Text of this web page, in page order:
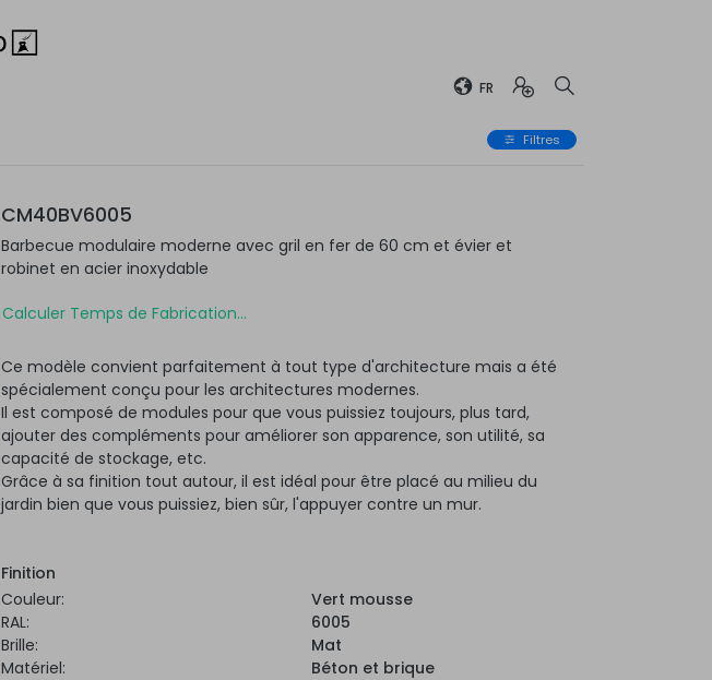
FR
Filtres
CM40BV6005
Barbecue modulaire moderne avec gril en fer de 60 cm et évier et
robinet en acier inoxydable
Calculer Temps de Fabrication...
Ce modèle convient parfaitement à tout type d'architecture mais a été
spécialement conçu pour les architectures modernes.
Il est composé de modules pour que vous puissiez toujours, plus tard,
ajouter des compléments pour améliorer son apparence, son utilité, sa
capacité de stockage, etc.
Grâce à sa finition tout autour, il est idéal pour être placé au milieu du
jardin bien que vous puissiez, bien sûr, l'appuyer contre un mur.
Finition
Couleur:
Vert mousse
RAL:
6005
Brille:
Mat
Matériel:
Béton et brique